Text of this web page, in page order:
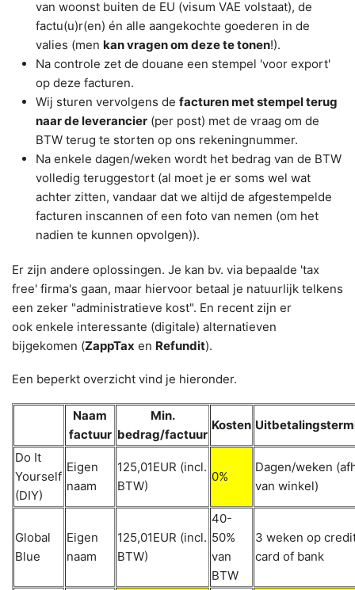
van woonst buiten de EU (visum VAE volstaat), de
factu(u)r(en) én alle aangekochte goederen in de
valies (men kan vragen om deze te tonen!).
Na controle zet de douane een stempel 'voor export'
op deze facturen.
Wij sturen vervolgens de facturen met stempel terug
naar de leverancier (per post) met de vraag om de
BTW terug te storten op ons rekeningnummer.
Na enkele dagen/weken wordt het bedrag van de BTW
volledig teruggestort (al moet je er soms wel wat
achter zitten, vandaar dat we altijd de afgestempelde
facturen inscannen of een foto van nemen (om het
nadien te kunnen opvolgen)).
Er zijn andere oplossingen. Je kan bv. via bepaalde 'tax
free' firma's gaan, maar hiervoor betaal je natuurlijk telkens
een zeker "administratieve kost". En recent zijn er
ook enkele interessante (digitale) alternatieven
bijgekomen (ZappTax en Refundit).
Een beperkt overzicht vind je hieronder.
Naam
factuur
Min.
bedrag/factuur
Kosten
Do It
Yourself
(DIY)
Eigen
naam
125,01EUR (incl.
BTW)
0%
Dagen/weken
van winkel)
Global
Blue
Eigen
naam
125,01EUR (incl.
BTW)
40-
50%
van
BTW
3 weken op
card of bank